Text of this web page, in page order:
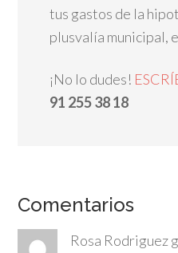
tus gastos de la
plusvalía municipal,
¡No lo dudes!
91 255 38 18
Comentarios
Rosa Rodriguez